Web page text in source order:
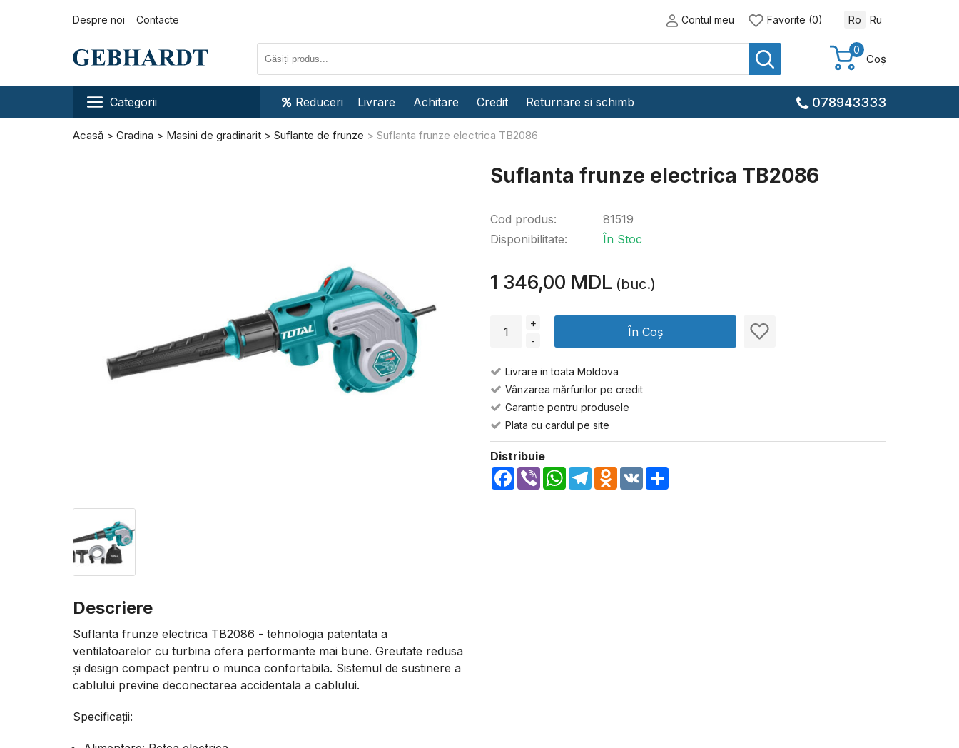
Despre noi Contacte Contul meu Favorite (0) Ro Ru
0
Coș
Categorii Reduceri Livrare Achitare Credit Returnare si schimb 078943333
Acasă Gradina Masini de gradinarit Suflante de frunze Suflanta frunze electrica TB2086
Descriere
Suflanta frunze electrica TB2086 - tehnologia patentata a
ventilatoarelor cu turbina ofera performante mai bune. Greutate redusa
și design compact pentru o munca confortabila. Sistemul de sustinere a
cablului previne deconectarea accidentala a cablului.
Specificaţii:
Suflanta frunze electrica TB2086
Cod produs:
Disponibilitate:
81519
În Stoc
1 346,00 MDL (buc.)
+
-
În Coș
Livrare in toata Moldova
Vânzarea mărfurilor pe credit
Garantie pentru produsele
Plata cu cardul pe site
Distribuie
Facebook
Viber WhatsApp
TelegramOdnoklassniki
VK